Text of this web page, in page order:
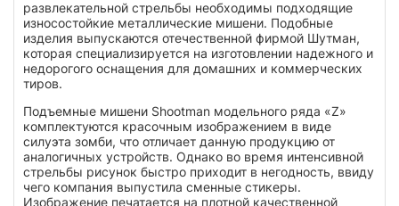
развлекательной стрельбы необходимы подходящие
износостойкие металлические мишени. Подобные
изделия выпускаются отечественной фирмой Шутман,
которая специализируется на изготовлении надежного и
недорогого оснащения для домашних и коммерческих
тиров.
Подъемные мишени Shootman модельного ряда «Z»
комплектуются красочным изображением в виде
силуэта зомби, что отличает данную продукцию от
аналогичных устройств. Однако во время интенсивной
стрельбы рисунок быстро приходит в негодность, ввиду
чего компания выпустила сменные стикеры.
Изображение печатается на плотной качественной